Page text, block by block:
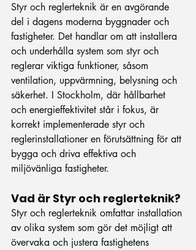
Styr och reglerteknik är en avgörande
del i dagens moderna byggnader och
fastigheter. Det handlar om att installera
och underhålla system som styr och
reglerar viktiga funktioner, såsom
ventilation, uppvärmning, belysning och
säkerhet. I Stockholm, där hållbarhet
och energieffektivitet står i fokus, är
korrekt implementerade styr och
reglerinstallationer en förutsättning för att
bygga och driva effektiva och
miljövänliga fastigheter.
Vad är Styr och reglerteknik?
Styr och reglerteknik omfattar installation
av olika system som gör det möjligt att
övervaka och justera fastighetens